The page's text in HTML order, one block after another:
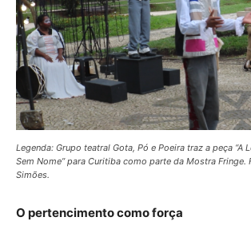
Legenda: Grupo teatral Gota, Pó e Poeira traz a peça “A
Sem Nome” para Curitiba como parte da Mostra Fringe.
Simões.
O pertencimento como força